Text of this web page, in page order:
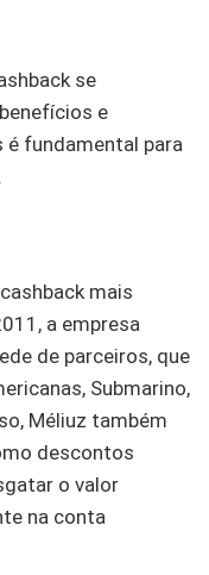
se
e
é fundamental para
mais
a empresa
de parceiros, que
Submarino,
Méliuz também
descontos
o valor
na conta